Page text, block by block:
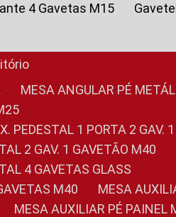
4 Gavetas M15
MESA ANGULAR PÉ
PEDESTAL 1 PORTA 2 GAV.
2 GAV. 1 GAVETÃO M40
4 GAVETAS GLASS
M40
MESA
MESA AUXILIAR PÉ